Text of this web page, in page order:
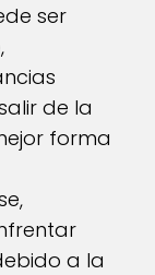
ser
de la
forma
a la